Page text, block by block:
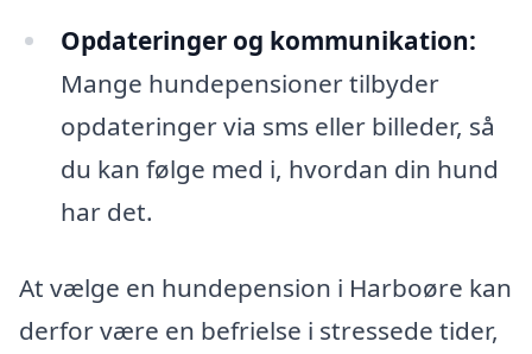
Opdateringer og kommunikation:
Mange hundepensioner tilbyder
opdateringer via sms eller billeder, så
du kan følge med i, hvordan din hund
har det.
At vælge en hundepension i Harboøre kan
derfor være en befrielse i stressede tider,